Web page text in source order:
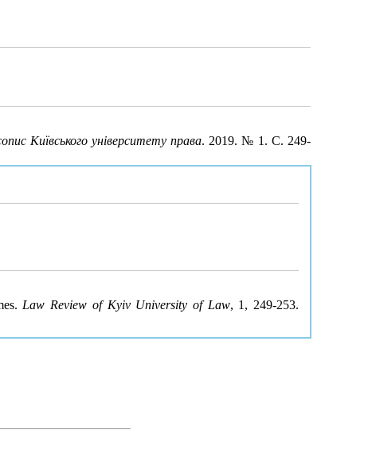
Київського університету права. 2019. № 1. С. 249-
Law Review of Kyiv University of Law, 1, 249-253.